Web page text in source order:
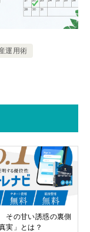
運用術
その甘い誘惑の裏側
実」とは？